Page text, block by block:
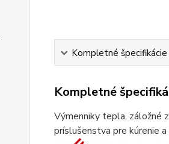
Kompletné špecifikácie
Kompletné
Výmenniky tepla, záložné
príslušenstva pre kúrenie